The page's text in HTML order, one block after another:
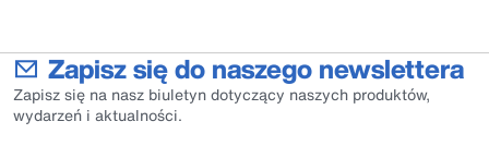
Zapisz się do naszego newslettera
Zapisz się na nasz biuletyn dotyczący naszych produktów,
wydarzeń i aktualności.